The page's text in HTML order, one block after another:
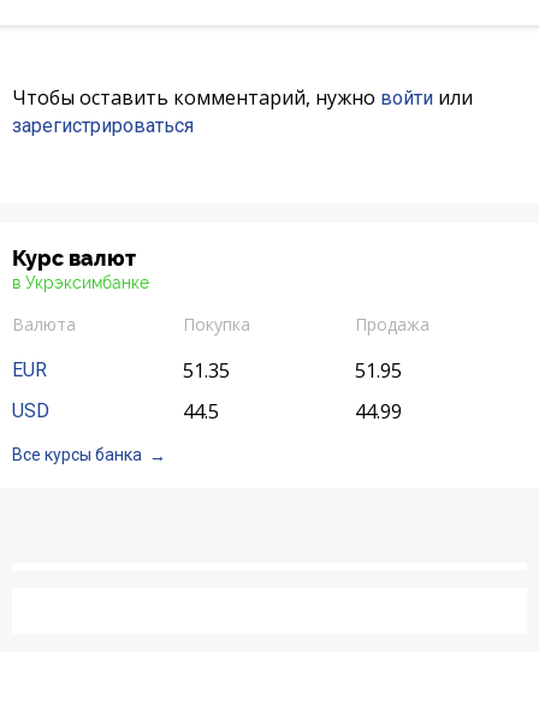
Интернет-банкинг
Банки-партнеры
Чтобы оставить комментарий, нужно войти или
зарегистрироваться
Курс валют
в Укрэксимбанке
Валюта Покупка
Продажа
EUR
51.35 51.95
USD 44.5 44.99
Все курсы банка